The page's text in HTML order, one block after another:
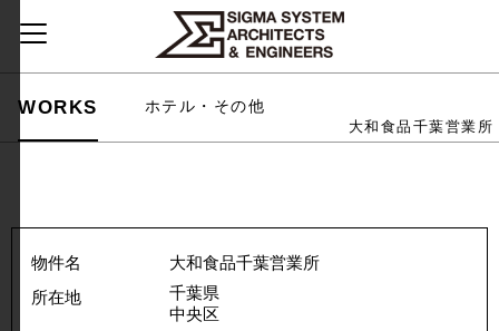
WORKS ホテル・その他
大和食品千葉営業所
物件名
大和食品千葉営業所
所在地
千葉県
中央区